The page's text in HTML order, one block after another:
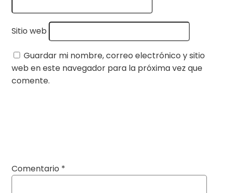
Sitio web
Guardar mi nombre, correo electrónico y sitio
web en este navegador para la próxima vez que
comente.
Comentario *